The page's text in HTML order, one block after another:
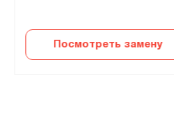
Посмотреть замену